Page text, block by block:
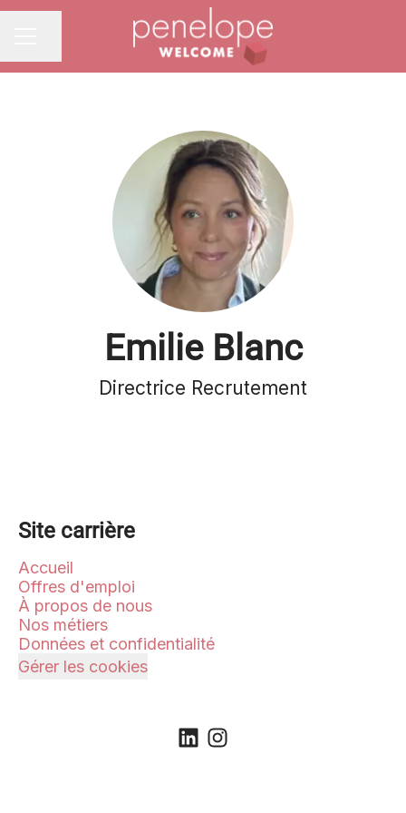
Partager la page
Emilie Blanc
Directrice Recrutement
Site carrière
Accueil
Offres d'emploi
À propos de nous
Nos métiers
Données et confidentialité
Gérer les cookies